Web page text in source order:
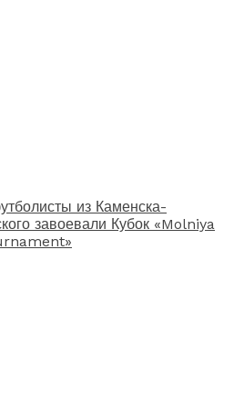
из Каменска-
завоевали Кубок «Molniya